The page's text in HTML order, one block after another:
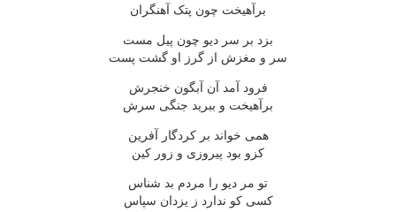
برآهیخت چون پتک آهنگران
بزد بر سر دیو چون پیل مست
سر و مغزش از گرز او گشت پست
فرود آمد آن آبگون خنجرش
برآهیخت و ببرید جنگی سرش
همی خواند بر کردگار آفرین
کزو بود پیروزی و زور کین
تو مر دیو را مردم بد شناس
کسی کو ندارد ز یزدان سپاس